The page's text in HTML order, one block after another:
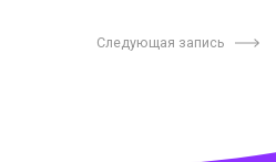
Следующая запись